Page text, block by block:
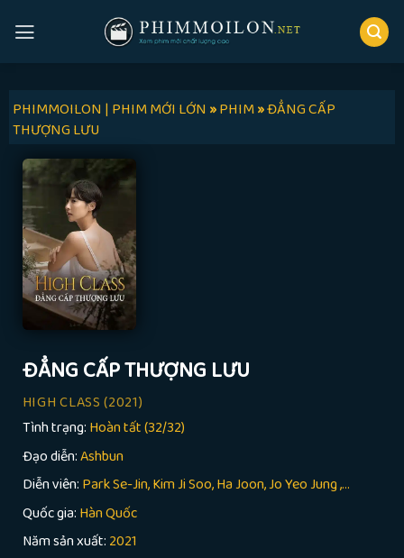
PHIMMOILON | PHIM MỚI LỚN»PHIM»ĐẲNG CẤP
THƯỢNG LƯU
ĐẲNG CẤP THƯỢNG LƯU
HIGH CLASS (2021)
Tình trạng: Hoàn tất (32/32)
Đạo diễn:Ashbun
Diễn viên: Park Se-Jin, Kim Ji Soo, Ha Joon, Jo Yeo Jung ,...
Quốc gia: Hàn Quốc
Năm sản xuất: 2021